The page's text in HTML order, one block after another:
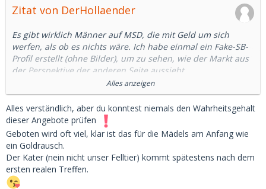
Zitat von DerHollaender
Es gibt wirklich Männer auf MSD, die mit Geld um sich
werfen, als ob es nichts wäre. Ich habe einmal ein Fake-SB-
Profil erstellt (ohne Bilder), um zu sehen, wie der Markt aus
der Perspektive der anderen Seite aussieht.
Innerhalb von 24 Stunden haben mir Männer folgendes
geboten:
1. 300 EUR für einen 20-minütigen Quickie im Auto
2. 900 EUR für ca. drei Stunden
3. 2-4k pro Monat (sogar von einem 39-Jährigen)
Besonders der letzte Punkt klingt für mich wirklich seltsam.
Ich weiß nicht einmal, welche Berufe in Deutschland zu
einem verfügbaren Einkommen von über 4.000 führen
Alles anzeigen
Alles verständlich, aber du konntest niemals den Wahrheitsgehalt
dieser Angebote prüfen
Geboten wird oft viel, klar ist das für die Mädels am Anfang wie
ein Goldrausch.
Der Kater (nein nicht unser Felltier) kommt spätestens nach dem
ersten realen Treffen.